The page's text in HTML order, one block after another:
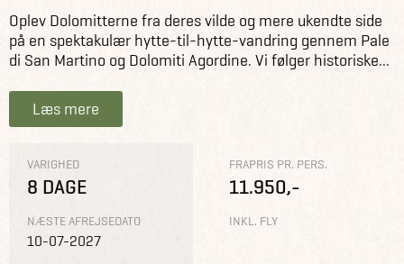
Oplev Dolomitterne fra deres vilde og mere ukendte side
på en spektakulær hytte-til-hytte-vandring gennem Pale
di San Martino og Dolomiti Agordine. Vi følger historiske...
Læs mere
VARIGHED
8 DAGE
NÆSTE AFREJSEDATO
10-07-2027
FRAPRIS PR. PERS.
11.950,-
INKL. FLY